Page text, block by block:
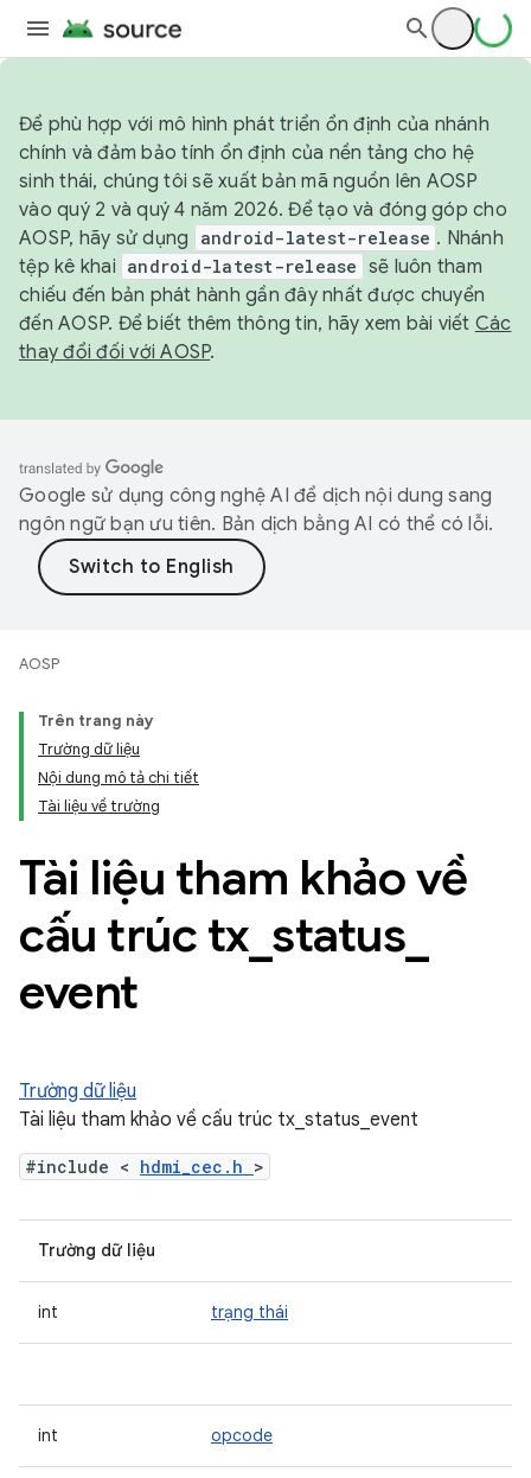
Để phù hợp với mô hình phát triển ổn định của nhánh
chính và đảm bảo tính ổn định của nền tảng cho hệ
sinh thái, chúng tôi sẽ xuất bản mã nguồn lên AOSP
vào quý 2 và quý 4 năm 2026. Để tạo và đóng góp cho
AOSP, hãy sử dụng
android-latest-release . Nhánh
tệp kê khai android-latest-release sẽ luôn tham
chiếu đến bản phát hành gần đây nhất được chuyển
đến AOSP. Để biết thêm thông tin, hãy xem bài viết Các
thay đổi đối với AOSP.
Google sử dụng công nghệ AI để dịch nội dung sang
ngôn ngữ bạn ưu tiên. Bản dịch bằng AI có thể có lỗi.
AOSP
Trên trang này
Trường dữ liệu
Nội dung mô tả chi tiết
Tài liệu về trường
Tài liệu tham khảo về
cấu trúc tx_ status
event
Trường dữ liệu
Tài liệu tham khảo về cấu trúc tx_status_event
#include < hdmi_cec.h >
Trường dữ liệu
int trạng thái
int opcode